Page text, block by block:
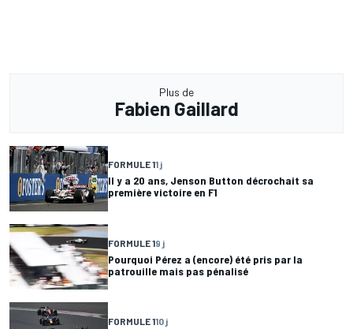
Plus de
Fabien Gaillard
FORMULE 11 j
Il y a 20 ans, Jenson Button décrochait sa
première victoire en F1
FORMULE 19 j
Pourquoi Pérez a (encore) été pris par la
patrouille mais pas pénalisé
FORMULE 110 j